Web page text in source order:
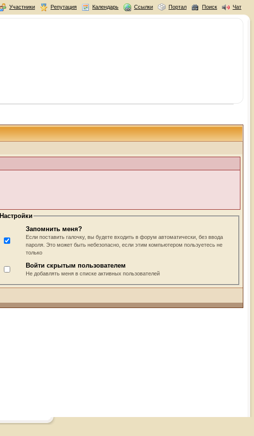
Участники Репутация Календарь Ссылки Портал Поиск Чат
Настройки
Запомнить меня?
Если поставить галочку, вы будете входить в форум автоматически, без ввода
пароля. Это может быть небезопасно, если этим компьютером пользуетесь не
только
Войти скрытым пользователем
Не добавлять меня в списке активных пользователей